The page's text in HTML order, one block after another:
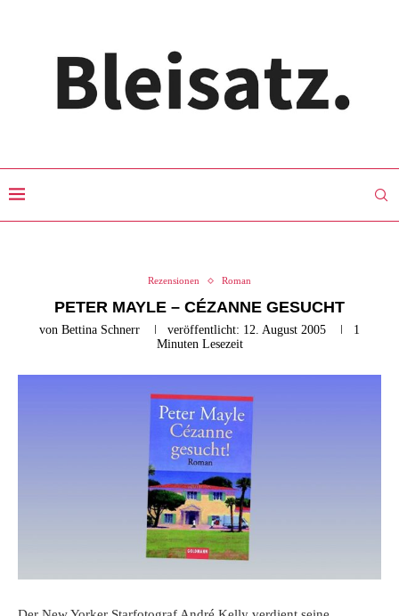
Rezensionen Roman
PETER MAYLE – CÉZANNE GESUCHT
von Bettina Schnerr veröffentlicht: 12. August 2005
1
Minuten Lesezeit